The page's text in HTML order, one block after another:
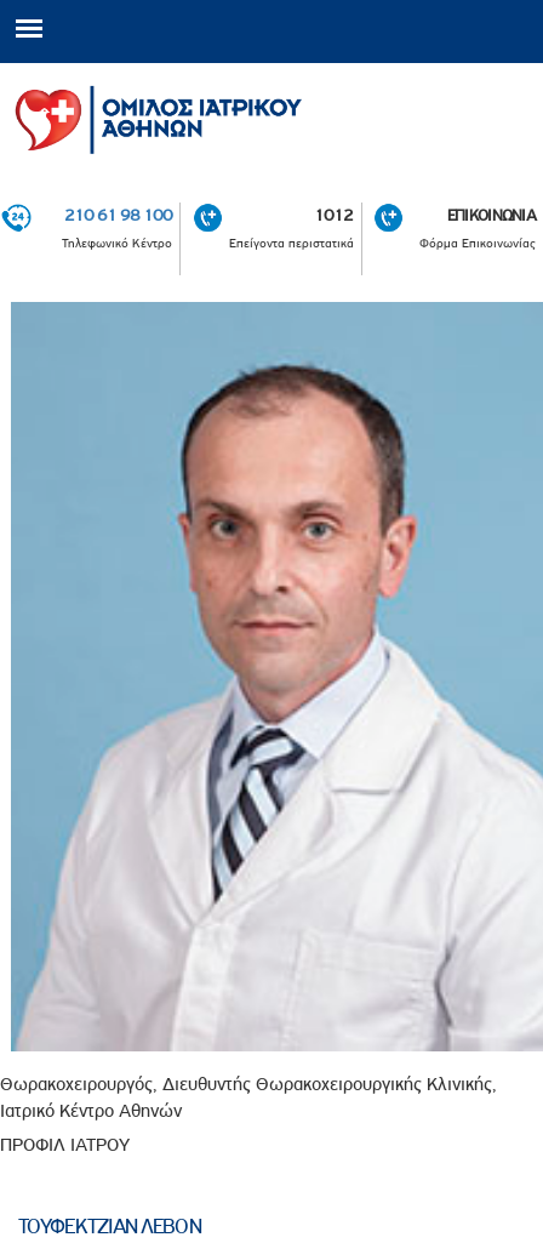
210 61 98 100
Τηλεφωνικό Κέντρο
1012
Επείγοντα περιστατικά
ΕΠΙΚΟΙΝΩΝΙΑ
Φόρμα Επικοινωνίας
Θωρακοχειρουργός, Διευθυντής Θωρακοχειρουργικής Κλινικής,
Ιατρικό Κέντρο Αθηνών
ΠΡΟΦΙΛ ΙΑΤΡΟΥ
ΤΟΥΦΕΚΤΖΙΑΝ ΛΕΒΟΝ